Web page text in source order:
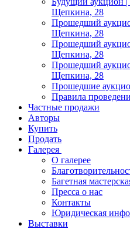
Щепкина, 28
Прошедший
Щепкина, 28
Прошедший
Щепкина, 28
Прошедший
Щепкина, 28
Прошедшие
Правила
Частные продажи
Авторы
Купить
Продать
Галерея
О галерее
Багетная
Пресса о нас
Контакты
Юридическая
Выставки